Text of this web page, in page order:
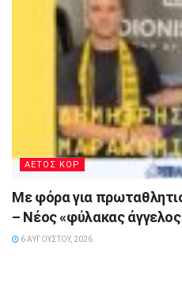
ΑΕΤΟΣ ΚΟΡ
Με φόρα για
– Νέος «φύλακας
6 ΑΥΓΟΎΣΤΟΥ, 2026